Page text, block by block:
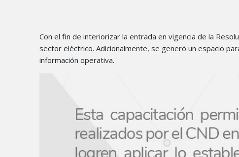
Con el fin de interiorizar la entrada en vigencia de la
sector eléctrico. Adicionalmente, se generó un espacio
información operativa.​​